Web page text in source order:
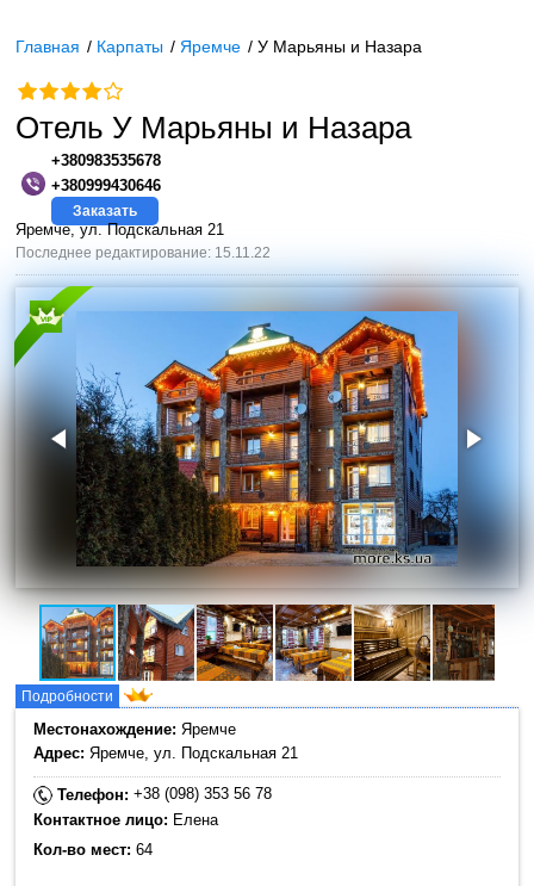
Главная / Карпаты / Яремче /У Марьяны и Назара
Отель У Марьяны и Назара
+380983535678
+380999430646
Заказать
Яремче, ул. Подскальная 21
Последнее редактирование: 15.11.22
Подробности
Местонахождение: Яремче
Адрес: Яремче, ул. Подскальная 21
Телефон:+38 (098) 353 56 78
Контактное лицо: Елена
Кол-во мест: 64